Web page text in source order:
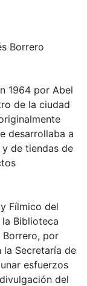
Borrero
1964 por Abel
de la ciudad
desarrollaba a
de tiendas de
Fílmico del
Biblioteca
Borrero, por
Secretaría de
esfuerzos
del